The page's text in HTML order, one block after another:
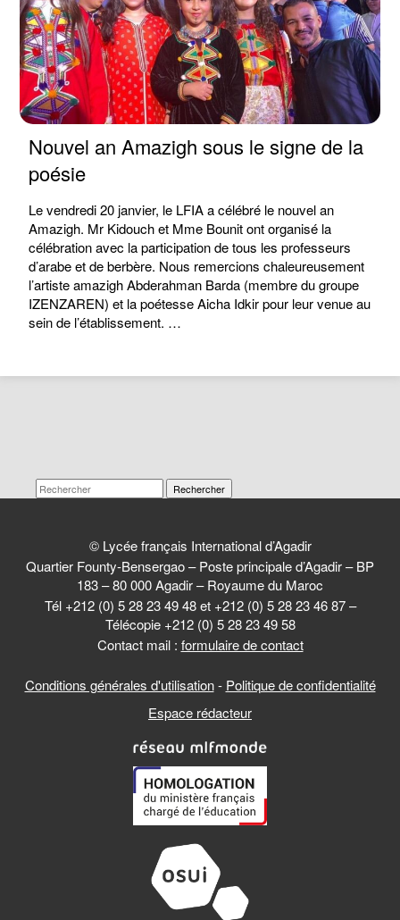
Nouvel an Amazigh sous le signe de la
poésie
Le vendredi 20 janvier, le LFIA a célébré le nouvel an
Amazigh. Mr Kidouch et Mme Bounit ont organisé la
célébration avec la participation de tous les professeurs
d’arabe et de berbère. Nous remercions chaleureusement
l’artiste amazigh Abderahman Barda (membre du groupe
IZENZAREN) et la poétesse Aicha Idkir pour leur venue au
sein de l’établissement. …
Rechercher
© Lycée français International d’Agadir
Quartier Founty-Bensergao – Poste principale d’Agadir – BP
183 – 80 000 Agadir – Royaume du Maroc
Tél +212 (0) 5 28 23 49 48 et +212 (0) 5 28 23 46 87 –
Télécopie +212 (0) 5 28 23 49 58
Contact mail : formulaire de contact
Conditions générales d'utilisation- Politique de confidentialité
Espace rédacteur